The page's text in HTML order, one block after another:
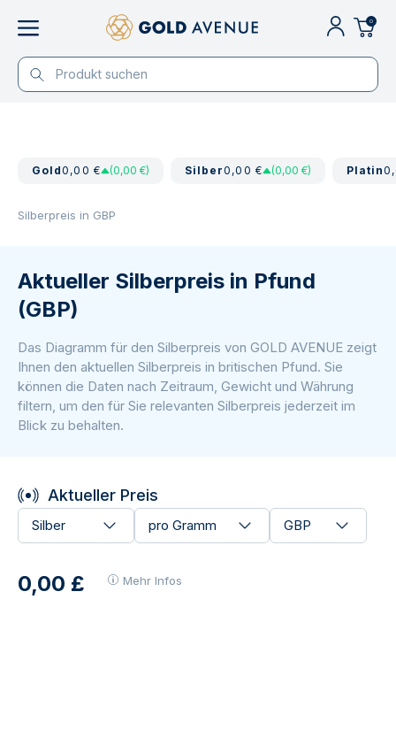
0
Gold0,00 € (0,00 €) Silber0,00 € (0,00 €) Platin
Silberpreis in GBP
Aktueller Silberpreis in Pfund
(GBP)
Das Diagramm für den Silberpreis von GOLD AVENUE zeigt
Ihnen den aktuellen Silberpreis in britischen Pfund. Sie
können die Daten nach Zeitraum, Gewicht und Währung
filtern, um den für Sie relevanten Silberpreis jederzeit im
Blick zu behalten.
Aktueller Preis
Silber pro Gramm GBP
0,00 £ Mehr Infos